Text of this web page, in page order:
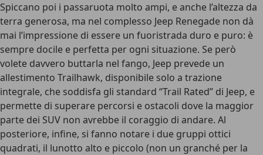
Spiccano poi i passaruota molto ampi, e anche l’altezza da
terra generosa, ma nel complesso Jeep Renegade non dà
mai l’impressione di essere un fuoristrada duro e puro: è
sempre docile e perfetta per ogni situazione. Se però
volete davvero buttarla nel fango, Jeep prevede un
allestimento Trailhawk, disponibile solo a trazione
integrale, che soddisfa gli standard “Trail Rated” di Jeep, e
permette di superare percorsi e ostacoli dove la maggior
parte dei SUV non avrebbe il coraggio di andare. Al
posteriore, infine, si fanno notare i due gruppi ottici
quadrati, il lunotto alto e piccolo (non un granché per la